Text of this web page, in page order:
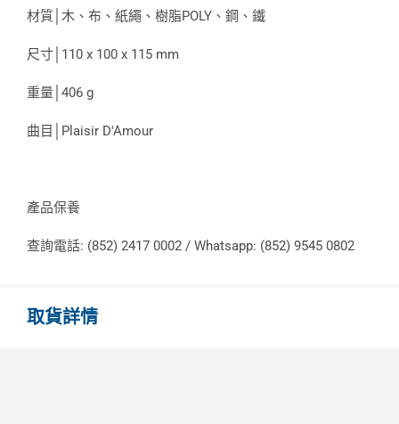
材質│木、布、紙繩、樹脂POLY、鋼、鐵
尺寸│110 x 100 x 115 mm
重量│406 g
曲目│Plaisir D'Amour
產品保養
查詢電話: (852) 2417 0002 / Whatsapp: (852) 9545 0802
取貨詳情